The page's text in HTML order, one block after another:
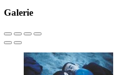
Galerie